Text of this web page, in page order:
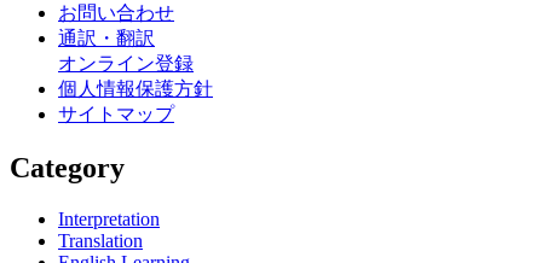
お問い合わせ
通訳・翻訳
オンライン登録
個人情報保護方針
サイトマップ
Category
Interpretation
Translation